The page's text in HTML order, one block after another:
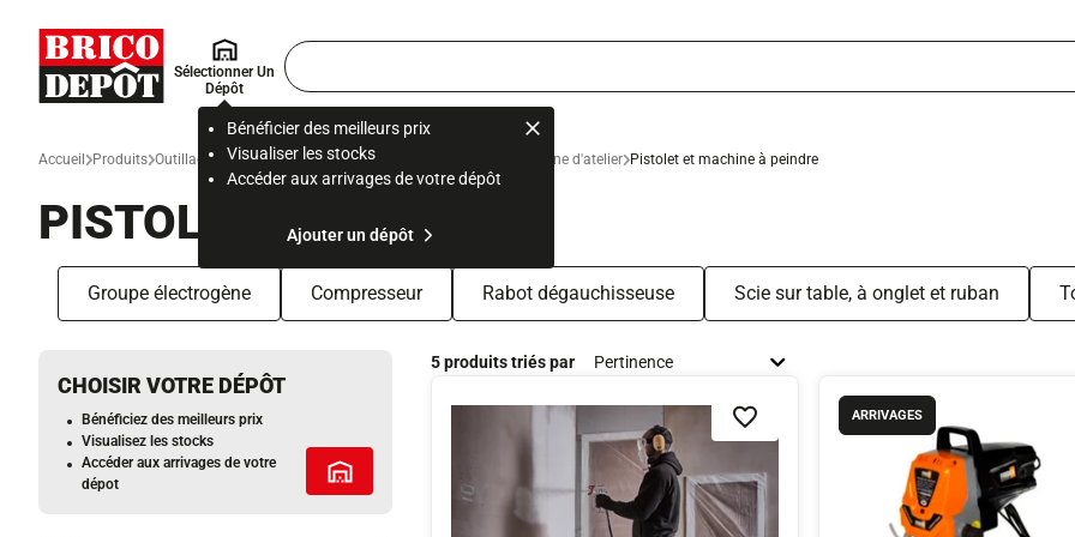
Accueil Brico Dépôt
Sélectionner Un
Dépôt
Bénéficier des meilleurs prix
Visualiser les stocks
Accéder aux arrivages de votre dépôt
Ajouter un dépôt
Rechercher
un
ou
une
page
Accueil Produits Outillage Matériel d’atelier, de chantier et de protection Machine d'atelier Pistolet et machine à peindre
PISTOLET À PEINTURE
Groupe électrogène Compresseur Rabot dégauchisseuse Scie sur table, à onglet et ruban
CHOISIR VOTRE DÉPÔT
Bénéficiez des meilleurs prix
Visualisez les stocks
Accéder aux arrivages de votre
dépot
Tous les services
5 produits triés par
Ajouter à la liste de souhaits
ARRIVAGES